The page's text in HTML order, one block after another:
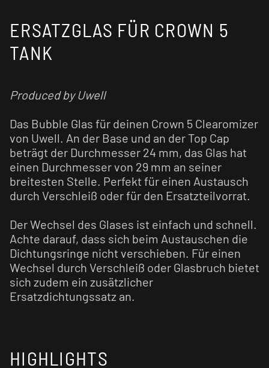
ERSATZGLAS FÜR CROWN 5
TANK
Produced by Uwell
Das Bubble Glas für deinen Crown 5 Clearomizer
von Uwell. An der Base und an der Top Cap
beträgt der Durchmesser 24 mm, das Glas hat
einen Durchmesser von 29 mm an seiner
breitesten Stelle. Perfekt für einen Austausch
durch Verschleiß oder für den Ersatzteilvorrat.
Der Wechsel des Glases ist einfach und schnell.
Achte darauf, dass sich beim Austauschen die
Dichtungsringe nicht verschieben. Für einen
Wechsel durch Verschleiß oder Glasbruch bietet
sich zudem ein zusätzlicher
Ersatzdichtungssatz an.
HIGHLIGHTS